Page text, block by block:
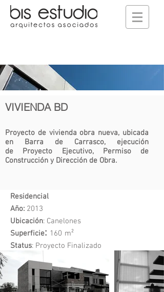
VIVIENDA BD
Proyecto de vivienda obra nueva, ubicada
en Barra de Carrasco, ejecución
de Proyecto Ejecutivo, Permiso de
Construcción y Dirección de Obra.
Residencial
Año: 2013
Ubicación: Canelones
Superficie: 160 m²
Status: Proyecto Finalizado